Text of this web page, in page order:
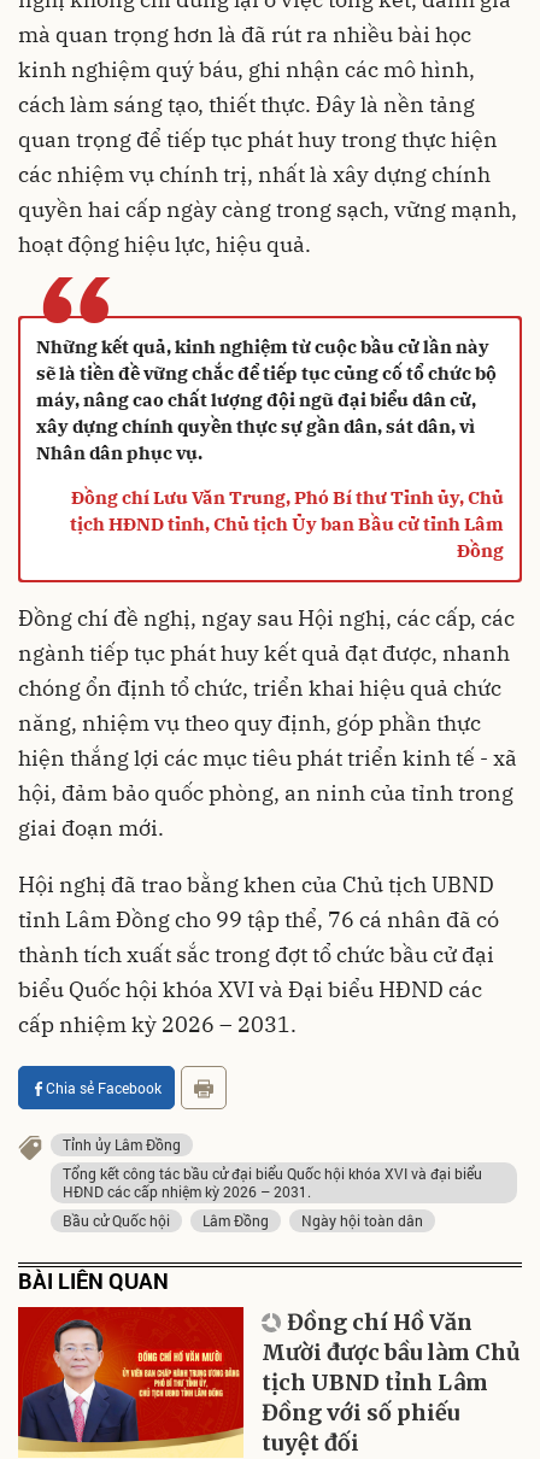
mà quan trọng hơn là đã rút ra nhiều bài học
kinh nghiệm quý báu, ghi nhận các mô hình,
cách làm sáng tạo, thiết thực. Đây là nền tảng
quan trọng để tiếp tục phát huy trong thực hiện
các nhiệm vụ chính trị, nhất là xây dựng chính
quyền hai cấp ngày càng trong sạch, vững mạnh,
hoạt động hiệu lực, hiệu quả.
“
Những kết quả, kinh nghiệm từ cuộc bầu cử lần này
sẽ là tiền đề vững chắc để tiếp tục củng cố tổ chức bộ
máy, nâng cao chất lượng đội ngũ đại biểu dân cử,
xây dựng chính quyền thực sự gần dân, sát dân, vì
Nhân dân phục vụ.
Đồng chí Lưu Văn Trung, Phó Bí thư Tỉnh ủy, Chủ
tịch HĐND tỉnh, Chủ tịch Ủy ban Bầu cử tỉnh Lâm
Đồng
Đồng chí đề nghị, ngay sau Hội nghị, các cấp, các
ngành tiếp tục phát huy kết quả đạt được, nhanh
chóng ổn định tổ chức, triển khai hiệu quả chức
năng, nhiệm vụ theo quy định, góp phần thực
hiện thắng lợi các mục tiêu phát triển kinh tế - xã
hội, đảm bảo quốc phòng, an ninh của tỉnh trong
giai đoạn mới.
Hội nghị đã trao bằng khen của Chủ tịch UBND
tỉnh Lâm Đồng cho 99 tập thể, 76 cá nhân đã có
thành tích xuất sắc trong đợt tổ chức bầu cử đại
biểu Quốc hội khóa XVI và Đại biểu HĐND các
cấp nhiệm kỳ 2026 – 2031.
Chia sẻ Facebook
Tỉnh ủy Lâm Đồng
Tổng kết công tác bầu cử đại biểu Quốc hội khóa XVI và đại biểu
HĐND các cấp nhiệm kỳ 2026 – 2031.
Bầu cử Quốc hội
Lâm Đồng Ngày hội toàn dân
BÀI LIÊN QUAN
Đồng chí Hồ Văn
Mười được bầu làm Chủ
tịch UBND tỉnh Lâm
Đồng với số phiếu
tuyệt đối